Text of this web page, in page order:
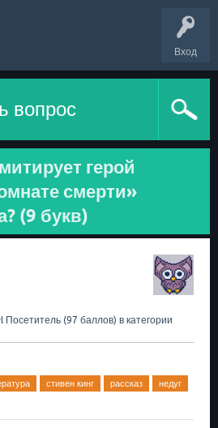
Вход
вопрос
герой
смерти»
(9 букв)
Посетитель (97 баллов) в категории
стивен кинг рассказ
недуг